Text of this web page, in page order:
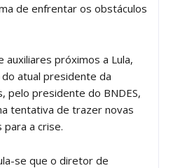
de enfrentar os obstáculos
auxiliares próximos a Lula,
atual presidente da
pelo presidente do BNDES,
tentativa de trazer novas
a crise.
se que o diretor de